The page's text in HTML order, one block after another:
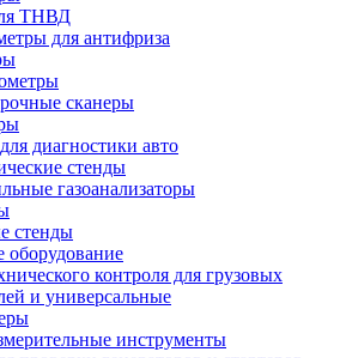
ТНВД
для антифриза
сканеры
диагностики авто
стенды
газоанализаторы
стенды
оборудование
контроля для грузовых
и универсальные
инструменты